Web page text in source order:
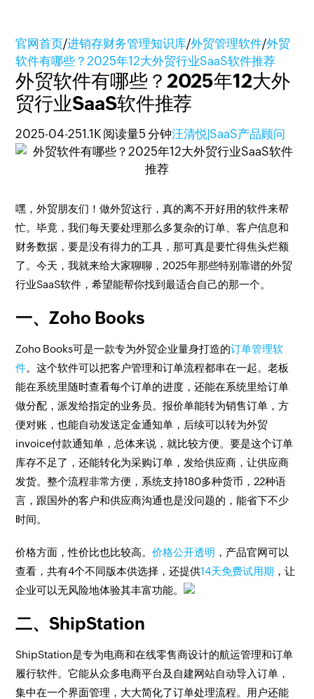
官网首页/进销存财务管理知识库/外贸管理软件/外贸
软件有哪些？2025年12大外贸行业SaaS软件推荐
外贸软件有哪些？2025年12大外
贸行业SaaS软件推荐
2025-04-251.1K 阅读量5 分钟汪清悦|SaaS产品顾问
嘿，外贸朋友们！做外贸这行，真的离不开好用的软件来帮
忙。毕竟，我们每天要处理那么多复杂的订单、客户信息和
财务数据，要是没有得力的工具，那可真是要忙得焦头烂额
了。今天，我就来给大家聊聊，2025年那些特别靠谱的外贸
行业SaaS软件，希望能帮你找到最适合自己的那一个。
一、Zoho Books
Zoho Books可是一款专为外贸企业量身打造的订单管理软
件。这个软件可以把客户管理和订单流程都串在一起。老板
能在系统里随时查看每个订单的进度，还能在系统里给订单
做分配，派发给指定的业务员。报价单能转为销售订单，方
便对账，也能自动发送定金通知单，后续可以转为外贸
invoice付款通知单，总体来说，就比较方便。要是这个订单
库存不足了，还能转化为采购订单，发给供应商，让供应商
发货。整个流程非常方便，系统支持180多种货币，22种语
言，跟国外的客户和供应商沟通也是没问题的，能省下不少
时间。
价格方面，性价比也比较高。价格公开透明 ，产品官网可以
查看，共有4个不同版本供选择，还提供14天免费试用期 ，让
企业可以无风险地体验其丰富功能。
二、ShipStation
ShipStation是专为电商和在线零售商设计的航运管理和订单
履行软件。它能从众多电商平台及自建网站自动导入订单，
集中在一个界面管理，大大简化了订单处理流程。用户还能